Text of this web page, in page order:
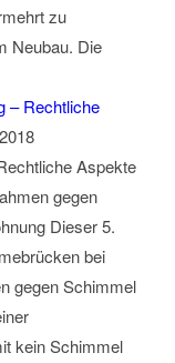
zu
Neubau. Die
– Rechtliche
Aspekte
gegen
Dieser 5.
bei
gegen Schimmel
kein Schimmel